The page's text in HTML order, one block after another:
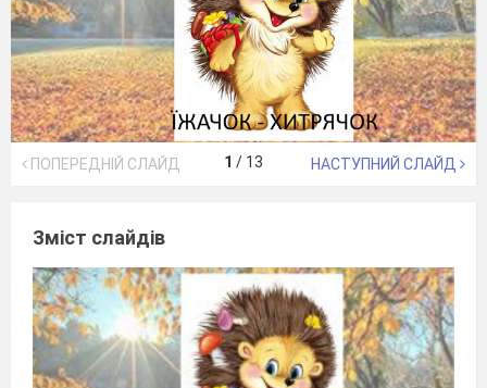
ПОПЕРЕДНІЙ СЛАЙД 1 / 13 НАСТУПНИЙ СЛАЙД
Зміст слайдів